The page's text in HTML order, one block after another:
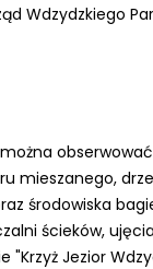
Wdzydzkiego
mieszanego,
środowiska
ścieków,
"Krzyż Jezior